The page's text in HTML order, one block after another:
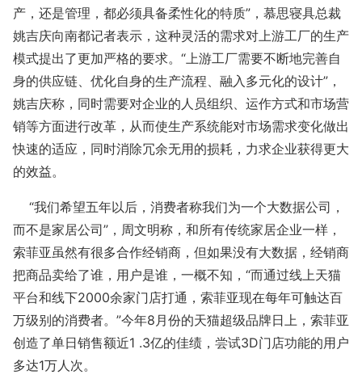
产，还是管理，都必须具备柔性化的特质”，慕思寝具总裁
姚吉庆向南都记者表示，这种灵活的需求对上游工厂的生产
模式提出了更加严格的要求。“上游工厂需要不断地完善自
身的供应链、优化自身的生产流程、融入多元化的设计”，
姚吉庆称，同时需要对企业的人员组织、运作方式和市场营
销等方面进行改革，从而使生产系统能对市场需求变化做出
快速的适应，同时消除冗余无用的损耗，力求企业获得更大
的效益。
“我们希望五年以后，消费者称我们为一个大数据公司，
而不是家居公司”，周文明称，和所有传统家居企业一样，
索菲亚虽然有很多合作经销商，但如果没有大数据，经销商
把商品卖给了谁，用户是谁，一概不知，“而通过线上天猫
平台和线下2000余家门店打通，索菲亚现在每年可触达百
万级别的消费者。”今年8月份的天猫超级品牌日上，索菲亚
创造了单日销售额近1 .3亿的佳绩，尝试3D门店功能的用户
多达1万人次。